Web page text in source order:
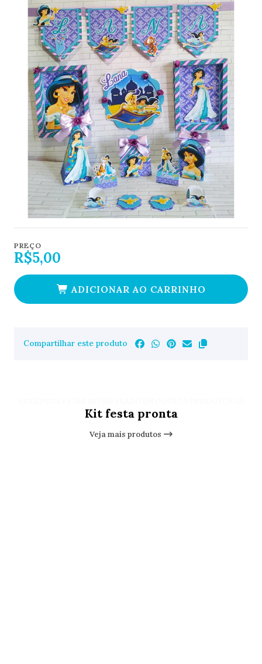
PREÇO
R$5,00
ADICIONAR AO CARRINHO
Compartilhar este produto
Kit festa pronta
Veja mais produtos